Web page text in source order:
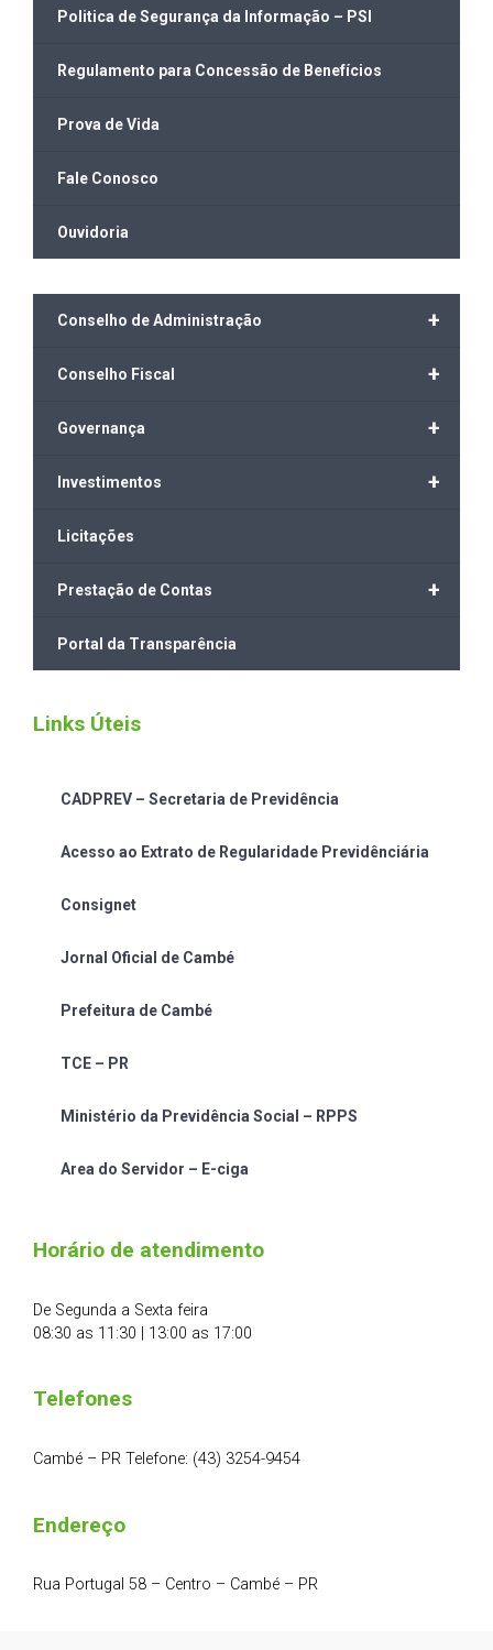
Politica de Segurança da Informação – PSI
Regulamento para Concessão de Benefícios
Prova de Vida
Fale Conosco
Ouvidoria
+
Conselho de Administração
+
Conselho Fiscal
+
Governança
+
Investimentos
Licitações
+
Prestação de Contas
Portal da Transparência
Links Úteis
CADPREV – Secretaria de Previdência
Acesso ao Extrato de Regularidade Previdênciária
Consignet
Jornal Oficial de Cambé
Prefeitura de Cambé
TCE – PR
Ministério da Previdência Social – RPPS
Area do Servidor – E-ciga
Horário de atendimento
De Segunda a Sexta feira
08:30 as 11:30 | 13:00 as 17:00
Telefones
Cambé – PR Telefone: (43) 3254-9454
Endereço
Rua Portugal 58 – Centro – Cambé – PR